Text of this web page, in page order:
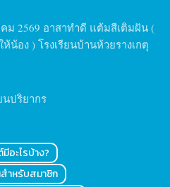
ม 2569 อาสาทำดี แต้มสีเติมฝัน (
น้อง ) โรงเรียนบ้านห้วยรางเกตุ
นปริยากร
มีอะไรบ้าง?
สำหรับสมาชิก